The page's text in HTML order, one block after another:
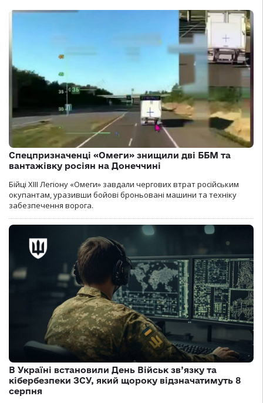
Спецпризначенці «Омеги» знищили дві ББМ та
вантажівку росіян на Донеччині
Бійці ХІІІ Легіону «Омеги» завдали чергових втрат російським
окупантам, уразивши бойові броньовані машини та техніку
забезпечення ворога.
В Україні встановили День Військ зв’язку та
кібербезпеки ЗСУ, який щороку відзначатимуть 8
серпня